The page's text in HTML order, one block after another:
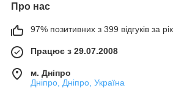
Про нас
97% позитивних з 399 відгуків за рік
Працює з 29.07.2008
м. Дніпро
Дніпро, Дніпро, Україна